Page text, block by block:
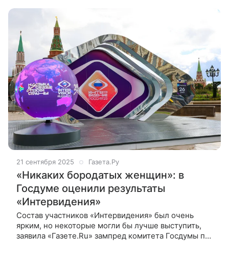
21 сентября 2025 Газета.Ру
«Никаких бородатых женщин»: в
Госдуме оценили результаты
«Интервидения»
Состав участников «Интервидения» был очень
ярким, но некоторые могли бы лучше выступить,
заявила «Газете.Ru» зампред комитета Госдумы по